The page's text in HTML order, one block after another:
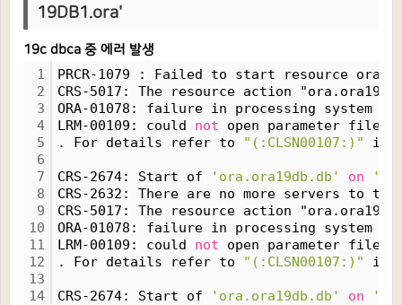
19DB1.ora'
19c dbca 중 에러 발생
1
2
3
4
5
6
7
8
9
10
11
12
13
14
PRCR-1079 : Failed to start resource
CRS-5017: The resource action
ORA-01078: failure in processing system
LRM-00109: could not open parameter file
. For details refer to
"(:CLSN00107:)" in
CRS-2674: Start of 'ora.ora19db.db' on
CRS-2632: There are no more servers to
CRS-5017: The resource action
ORA-01078: failure in processing system
LRM-00109: could not open parameter file
. For details refer to
"(:CLSN00107:)" in
CRS-2674: Start of 'ora.ora19db.db' on